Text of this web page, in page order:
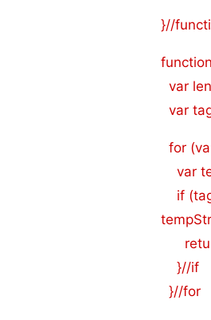
}//
var
var
for
var
if
}//if
}//for